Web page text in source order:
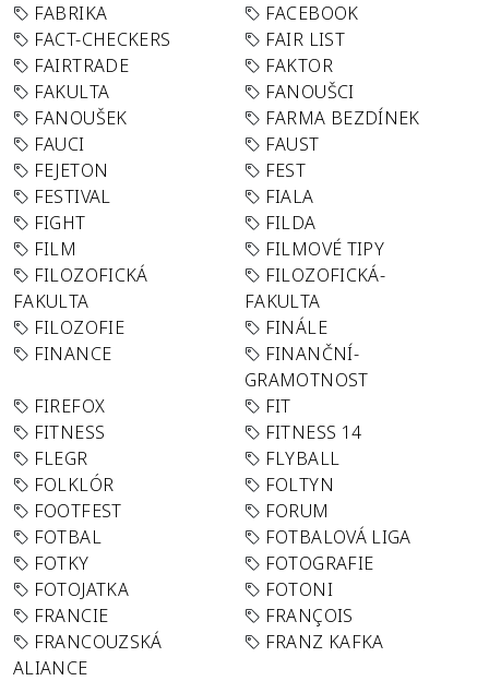
FABRIKA
FACEBOOK
FACT-CHECKERS
FAIR LIST
FAIRTRADE
FAKTOR
FAKULTA
FANOUŠCI
FANOUŠEK
FARMA BEZDÍNEK
FAUCI
FAUST
FEJETON
FEST
FESTIVAL
FIALA
FIGHT
FILDA
FILM
FILMOVÉ TIPY
FILOZOFICKÁ
FAKULTA
FILOZOFICKÁ-
FAKULTA
FILOZOFIE
FINÁLE
FINANCE
FINANČNÍ-
GRAMOTNOST
FIREFOX
FIT
FITNESS
FITNESS 14
FLEGR
FLYBALL
FOLKLÓR
FOLTYN
FOOTFEST
FORUM
FOTBAL
FOTBALOVÁ LIGA
FOTKY
FOTOGRAFIE
FOTOJATKA
FOTONI
FRANCIE
FRANÇOIS
FRANCOUZSKÁ
ALIANCE
FRANZ KAFKA